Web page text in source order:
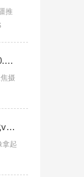
推
果咚ai软件官方版v1.0.00.074
摄
Kapi相机app官方下载v4.34.1
拿起